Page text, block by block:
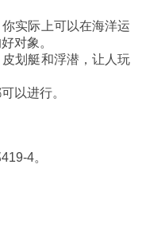
实际上可以在海洋运
对象。
划艇和浮潜，让人玩
以进行。
4。